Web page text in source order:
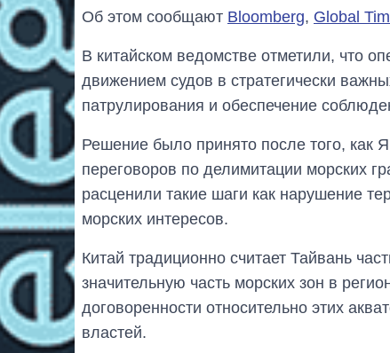
Об этом сообщают Bloomberg, Global
В китайском ведомстве отметили, что
движением судов в стратегически
патрулирования и обеспечение
Решение было принято после того, как
переговоров по делимитации морских
расценили такие шаги как нарушение
морских интересов.
Китай традиционно считает Тайвань
значительную часть морских зон в
договоренности относительно этих
властей.